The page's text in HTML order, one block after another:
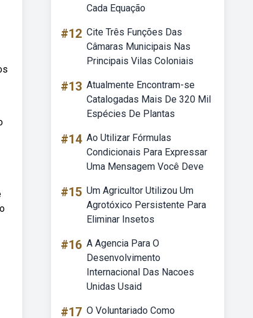
Cada Equação
#12 Cite Três Funções Das
Câmaras Municipais Nas
Principais Vilas Coloniais
#13 Atualmente Encontram-se
Catalogadas Mais De 320 Mil
Espécies De Plantas
#14 Ao Utilizar Fórmulas
Condicionais Para Expressar
Uma Mensagem Você Deve
#15 Um Agricultor Utilizou Um
Agrotóxico Persistente Para
Eliminar Insetos
#16 A Agencia Para O
Desenvolvimento
Internacional Das Nacoes
Unidas Usaid
#17 O Voluntariado Como